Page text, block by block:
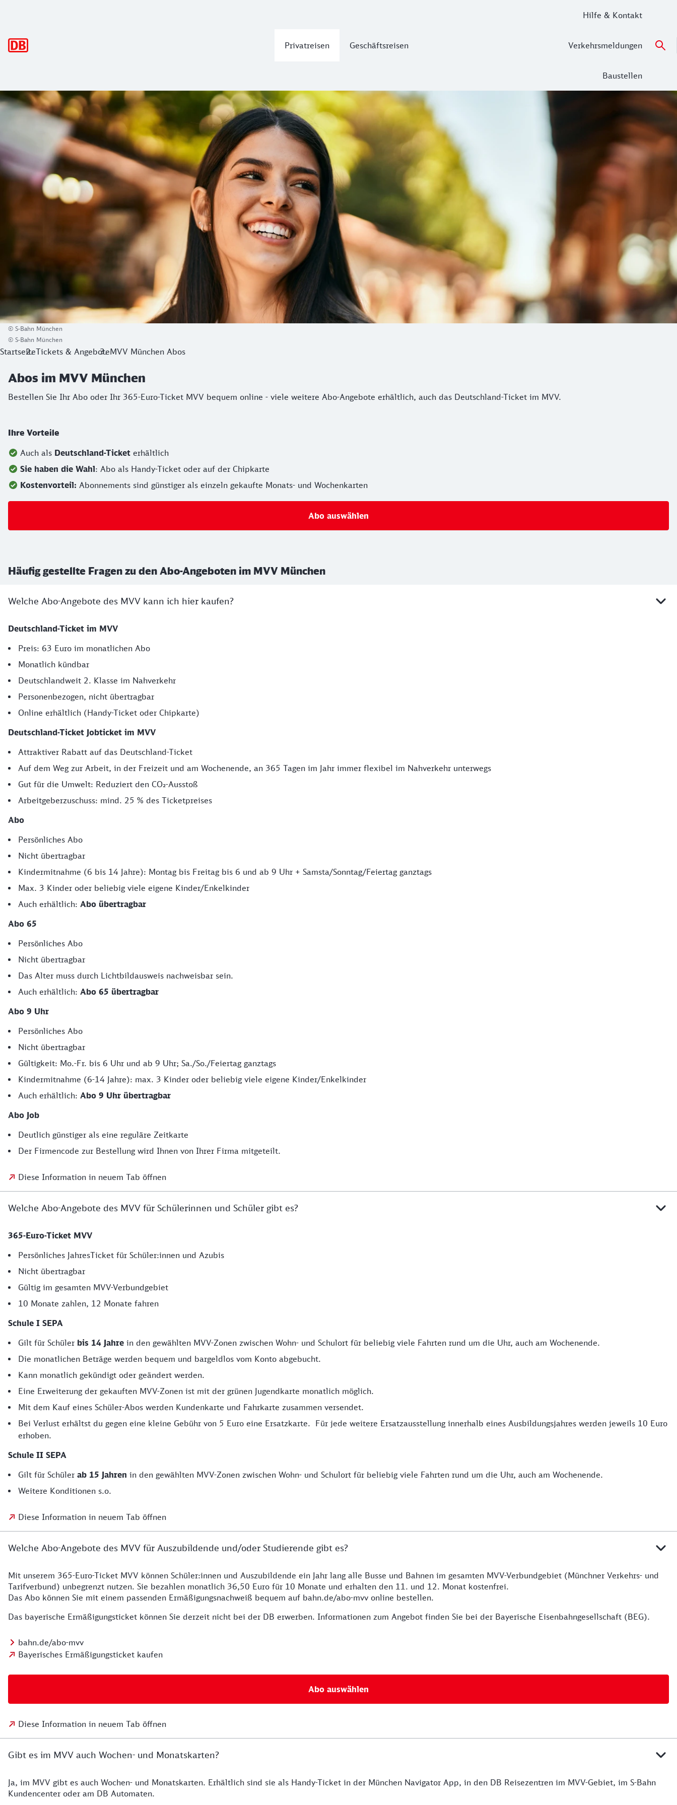
Privatreisen Geschäftsreisen
Hilfe & Kontakt
Verkehrsmeldungen
Baustellen
Abos im MVV München
Bestellen Sie Ihr Abo oder Ihr 365-Euro-Ticket MVV bequem online - viele weitere Abo-Angebote erhältlich, auch das Deutschland-Ticket im MVV.
© S-Bahn München
© S-Bahn München
StartseiteTickets & AngeboteMVV München Abos
Abos im MVV München
Bestellen Sie Ihr Abo oder Ihr 365-Euro-Ticket MVV bequem online - viele weitere Abo-Angebote erhältlich, auch das Deutschland-Ticket im MVV.
Ihre Vorteile
Auch als Deutschland-Ticket erhältlich
Sie haben die Wahl: Abo als Handy-Ticket oder auf der Chipkarte
Kostenvorteil: Abonnements sind günstiger als einzeln gekaufte Monats- und Wochenkarten
Abo auswählen
Häufig gestellte Fragen zu den Abo-Angeboten im MVV München
Welche Abo-Angebote des MVV kann ich hier kaufen?
Deutschland-Ticket im MVV
Preis: 63 Euro im monatlichen Abo
Monatlich kündbar
Deutschlandweit 2. Klasse im Nahverkehr
Personenbezogen, nicht übertragbar
Online erhältlich (Handy-Ticket oder Chipkarte)
Deutschland-Ticket Jobticket im MVV
Attraktiver Rabatt auf das Deutschland-Ticket
Auf dem Weg zur Arbeit, in der Freizeit und am Wochenende, an 365 Tagen im Jahr immer flexibel im Nahverkehr unterwegs
Gut für die Umwelt: Reduziert den CO₂-Ausstoß
Arbeitgeberzuschuss: mind. 25 % des Ticketpreises
Abo
Persönliches Abo
Nicht übertragbar
Kindermitnahme (6 bis 14 Jahre): Montag bis Freitag bis 6 und ab 9 Uhr + Samsta/Sonntag/Feiertag ganztags
Max. 3 Kinder oder beliebig viele eigene Kinder/Enkelkinder
Auch erhältlich: Abo übertragbar
Abo 65
Persönliches Abo
Nicht übertragbar
Das Alter muss durch Lichtbildausweis nachweisbar sein.
Auch erhältlich: Abo 65 übertragbar
Abo 9 Uhr
Persönliches Abo
Nicht übertragbar
Gültigkeit: Mo.-Fr. bis 6 Uhr und ab 9 Uhr; Sa./So./Feiertag ganztags
Kindermitnahme (6-14 Jahre): max. 3 Kinder oder beliebig viele eigene Kinder/Enkelkinder
Auch erhältlich: Abo 9 Uhr übertragbar
Abo Job
Deutlich günstiger als eine reguläre Zeitkarte
Der Firmencode zur Bestellung wird Ihnen von Ihrer Firma mitgeteilt.
Diese Information in neuem Tab öffnen
Welche Abo-Angebote des MVV für Schülerinnen und Schüler gibt es?
365-Euro-Ticket MVV
Persönliches JahresTicket für Schüler:innen und Azubis
Nicht übertragbar
Gültig im gesamten MVV-Verbundgebiet
10 Monate zahlen, 12 Monate fahren
Schule I SEPA
Gilt für Schüler bis 14 Jahre in den gewählten MVV-Zonen zwischen Wohn- und Schulort für beliebig viele Fahrten rund um die Uhr, auch am Wochenende.
Die monatlichen Beträge werden bequem und bargeldlos vom Konto abgebucht.
Kann monatlich gekündigt oder geändert werden.
Eine Erweiterung der gekauften MVV-Zonen ist mit der grünen Jugendkarte monatlich möglich.
Mit dem Kauf eines Schüler-Abos werden Kundenkarte und Fahrkarte zusammen versendet.
Bei Verlust erhältst du gegen eine kleine Gebühr von 5 Euro eine Ersatzkarte. Für jede weitere Ersatzausstellung innerhalb eines Ausbildungsjahres werden jeweils 10 Euro
erhoben.
Schule II SEPA
Gilt für Schüler ab 15 Jahren in den gewählten MVV-Zonen zwischen Wohn- und Schulort für beliebig viele Fahrten rund um die Uhr, auch am Wochenende.
Weitere Konditionen s.o.
Diese Information in neuem Tab öffnen
Welche Abo-Angebote des MVV für Auszubildende und/oder Studierende gibt es?
Mit unserem 365-Euro-Ticket MVV können Schüler:innen und Auszubildende ein Jahr lang alle Busse und Bahnen im gesamten MVV-Verbundgebiet (Münchner Verkehrs- und
Tarifverbund) unbegrenzt nutzen. Sie bezahlen monatlich 36,50 Euro für 10 Monate und erhalten den 11. und 12. Monat kostenfrei.
Das Abo können Sie mit einem passenden Ermäßigungsnachweiß bequem auf bahn.de/abo-mvv online bestellen.
Das bayerische Ermäßigungsticket können Sie derzeit nicht bei der DB erwerben. Informationen zum Angebot finden Sie bei der Bayerische Eisenbahn­ge­sell­schaft (BEG).
bahn.de/abo-mvv
Bayerisches Ermäßigungsticket kaufen
Abo auswählen
Diese Information in neuem Tab öffnen
Gibt es im MVV auch Wochen- und Monatskarten?
Ja, im MVV gibt es auch Wochen- und Monatskarten. Erhältlich sind sie als Handy-Ticket in der München Navigator App, in den DB Reisezentren im MVV-Gebiet, im S-Bahn
Kundencenter oder am DB Automaten.